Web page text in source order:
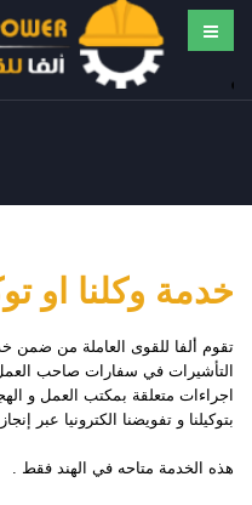
خدمة وكلنا او
تقوم ألفا للقوى العاملة من ضمن
التأشيرات في سفارات صاحب
اجراءات متعلقة بمكتب العمل و
بتوكيلنا و تفويضنا الكترونيا عبر
هذه الخدمة متاحه في الهند فقط .